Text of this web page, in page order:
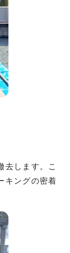
去します。こ
キングの密着